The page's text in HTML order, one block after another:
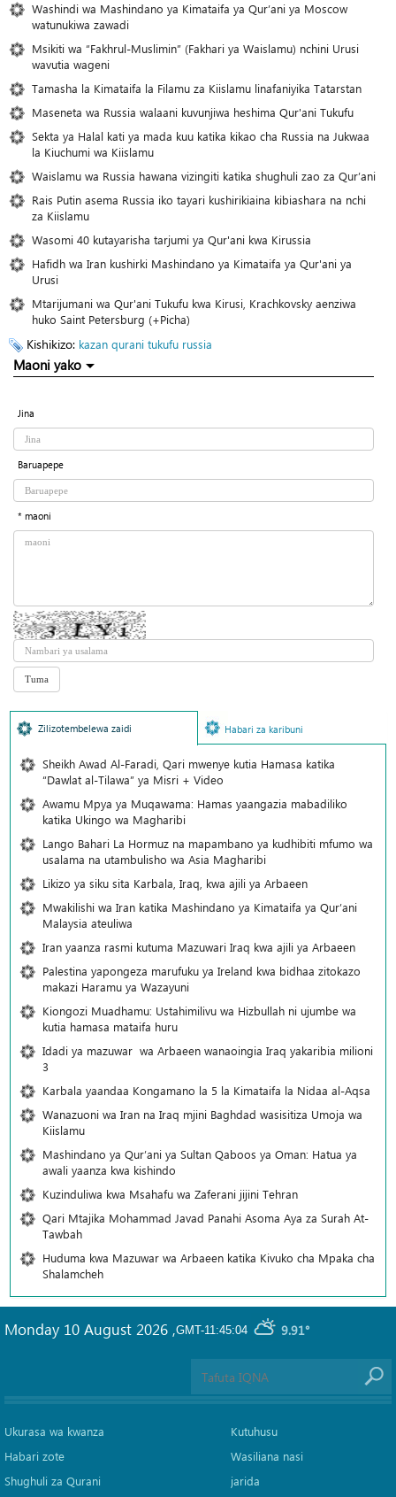
Washindi wa Mashindano ya Kimataifa ya Qur’ani ya Moscow
watunukiwa zawadi
Msikiti wa “Fakhrul-Muslimin” (Fakhari ya Waislamu) nchini Urusi
wavutia wageni
Tamasha la Kimataifa la Filamu za Kiislamu linafaniyika Tatarstan
Maseneta wa Russia walaani kuvunjiwa heshima Qur'ani Tukufu
Sekta ya Halal kati ya mada kuu katika kikao cha Russia na Jukwaa
la Kiuchumi wa Kiislamu
Waislamu wa Russia hawana vizingiti katika shughuli zao za Qur’ani
Rais Putin asema Russia iko tayari kushirikiaina kibiashara na nchi
za Kiislamu
Wasomi 40 kutayarisha tarjumi ya Qur'ani kwa Kirussia
Hafidh wa Iran kushirki Mashindano ya Kimataifa ya Qur'ani ya
Urusi
Mtarijumani wa Qur'ani Tukufu kwa Kirusi, Krachkovsky aenziwa
huko Saint Petersburg (+Picha)
Kishikizo: kazan qurani tukufu russia
Maoni yako
Jina
Baruapepe
* maoni
Zilizotembelewa zaidi Habari za karibuni
Sheikh Awad Al-Faradi, Qari mwenye kutia Hamasa katika
“Dawlat al-Tilawa” ya Misri + Video
Awamu Mpya ya Muqawama: Hamas yaangazia mabadiliko
katika Ukingo wa Magharibi
Lango Bahari La Hormuz na mapambano ya kudhibiti mfumo wa
usalama na utambulisho wa Asia Magharibi
Likizo ya siku sita Karbala, Iraq, kwa ajili ya Arbaeen
Mwakilishi wa Iran katika Mashindano ya Kimataifa ya Qur’ani
Malaysia ateuliwa
Iran yaanza rasmi kutuma Mazuwari Iraq kwa ajili ya Arbaeen
Palestina yapongeza marufuku ya Ireland kwa bidhaa zitokazo
makazi Haramu ya Wazayuni
Kiongozi Muadhamu: Ustahimilivu wa Hizbullah ni ujumbe wa
kutia hamasa mataifa huru
Idadi ya mazuwar wa Arbaeen wanaoingia Iraq yakaribia milioni
3
Karbala yaandaa Kongamano la 5 la Kimataifa la Nidaa al-Aqsa
Wanazuoni wa Iran na Iraq mjini Baghdad wasisitiza Umoja wa
Kiislamu
Mashindano ya Qur’ani ya Sultan Qaboos ya Oman: Hatua ya
awali yaanza kwa kishindo
Kuzinduliwa kwa Msahafu wa Zaferani jijini Tehran
Qari Mtajika Mohammad Javad Panahi Asoma Aya za Surah At-
Tawbah
Huduma kwa Mazuwar wa Arbaeen katika Kivuko cha Mpaka cha
Shalamcheh
GMT-11:45:04 9.91°
Monday 10 August 2026 ,
Ukurasa wa kwanza
Habari zote
Shughuli za Qurani
Kutuhusu
Wasiliana nasi
jarida